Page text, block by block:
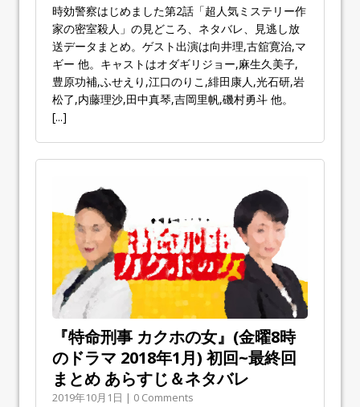
時効警察はじめました第2話「超人気ミステリー作
家の密室殺人」の見どころ、ネタバレ、見逃し放
送データまとめ。ゲスト出演は向井理,古舘寛治,マ
ギー 他。キャストはオダギリジョー,麻生久美子,
豊原功補,ふせえり,江口のりこ,緋田康人,光石研,岩
松了,内藤理沙,田中真琴,吉岡里帆,磯村勇斗 他。
[...]
『特命刑事 カクホの女』(金曜8時
のドラマ 2018年1月) 初回~最終回
まとめ あらすじ＆ネタバレ
2019年10月1日 | 0 Comments